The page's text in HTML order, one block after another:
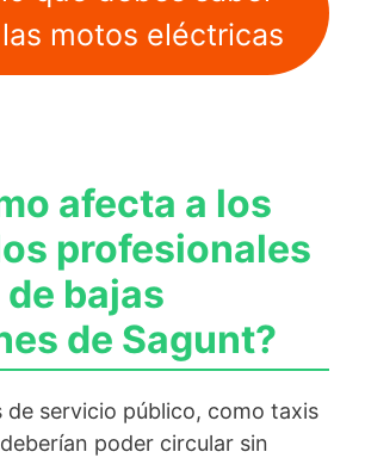
motos eléctricas
afecta a los
profesionales
bajas
de Sagunt?
de servicio público, como taxis
poder circular sin